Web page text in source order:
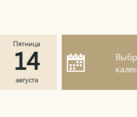
Пятница
14
августа